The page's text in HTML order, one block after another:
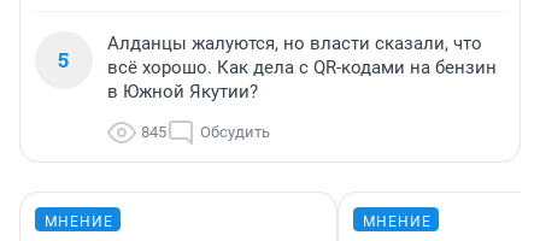
5
Алданцы жалуются, но власти сказали, что
всё хорошо. Как дела с QR-кодами на бензин
в Южной Якутии?
845 Обсудить
МНЕНИЕ МНЕНИЕ